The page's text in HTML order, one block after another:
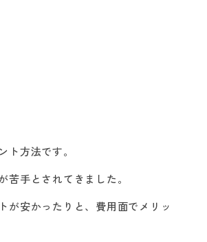
方法です。
手とされてきました。
が安かったりと、費用面でメリッ